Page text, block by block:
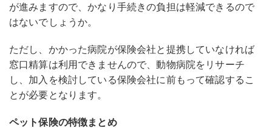
が進みますので、かなり手続きの負担は軽減できるので
はないでしょうか。
ただし、かかった病院が保険会社と提携していなければ
窓口精算は利用できませんので、動物病院をリサーチ
し、加入を検討している保険会社に前もって確認するこ
とが必要となります。
ペット保険の特徴まとめ